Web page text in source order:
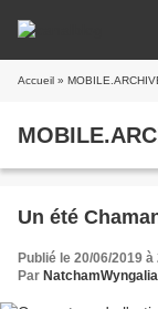
Accueil »
Un été
Publié le 20/06/2019 à
Par